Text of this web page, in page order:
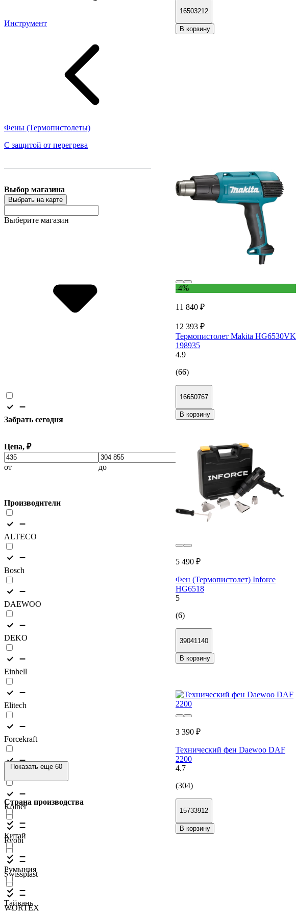
Инструмент
Фены (Термопистолеты)
С защитой от перегрева
Выбор магазина
Выбрать на карте
Выберите магазин
Забрать сегодня
Цена, ₽
от до
Производители
ALTECO
Bosch
DAEWOO
DEKO
Einhell
Elitech
Forcekraft
Kolner
Ryobi
Swissplast
WORTEX
Показать еще 60
Страна производства
Китай
Румыния
Тайвань
16503212
В корзину
-4%
11 840 ₽
12 393 ₽
Термопистолет Makita HG6530VK
198935
4.9
(66)
16650767
В корзину
5 490 ₽
Фен (Термопистолет) Inforce
HG6518
5
(6)
39041140
В корзину
3 390 ₽
Технический фен Daewoo DAF
2200
4.7
(304)
15733912
В корзину